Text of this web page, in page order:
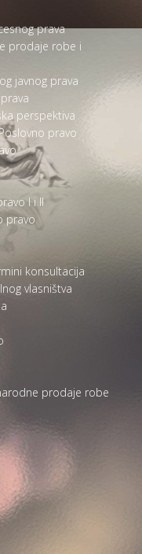
prava
prodaje robe i
javnog prava
perspektiva
pravo
I i II
pravo
konsultacija
vlasništva
prodaje robe